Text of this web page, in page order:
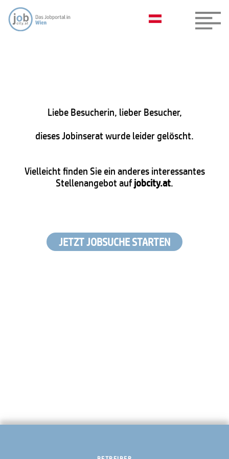
Liebe Besucherin, lieber Besucher,
dieses Jobinserat wurde leider gelöscht.
Vielleicht finden Sie ein anderes interessantes
Stellenangebot aufjobcity.at.
JETZT JOBSUCHE STARTEN